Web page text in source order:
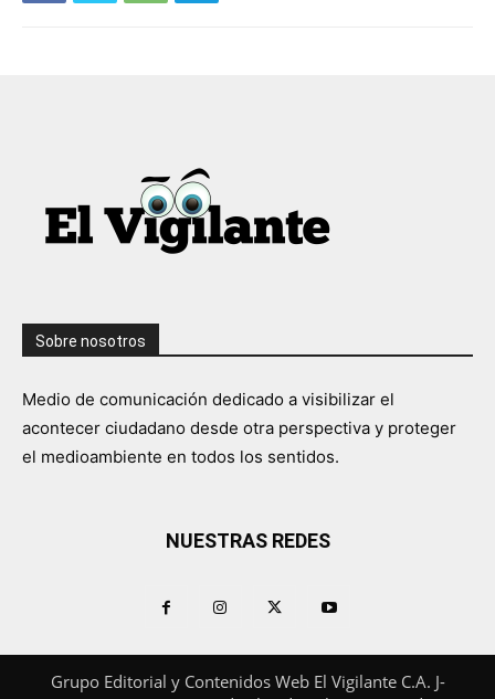
Sobre nosotros
Medio de comunicación dedicado a visibilizar el
acontecer ciudadano desde otra perspectiva y proteger
el medioambiente en todos los sentidos.
NUESTRAS REDES
Grupo Editorial y Contenidos Web El Vigilante C.A. J-